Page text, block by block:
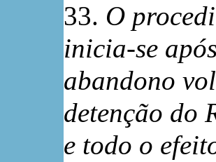
33. O
inicia-se
abandono
detenção do
e todo o